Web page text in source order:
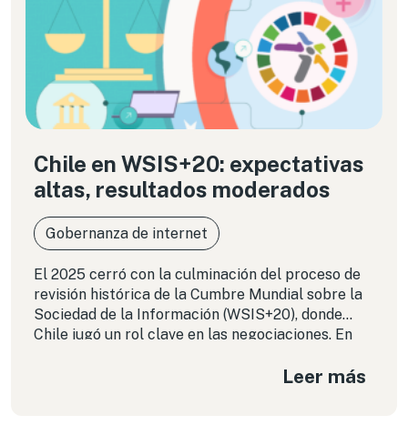
Chile en WSIS+20: expectativas
altas, resultados moderados
Gobernanza de internet
El 2025 cerró con la culminación del proceso de
revisión histórica de la Cumbre Mundial sobre la
Sociedad de la Información (WSIS+20), donde
Chile jugó un rol clave en las negociaciones. En
limitaciones de la perspectiva que impulsó Chile y
Leer más